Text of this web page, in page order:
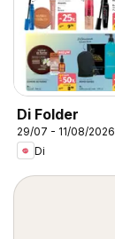
Di Folder
29/07 - 11/08/2026
Di